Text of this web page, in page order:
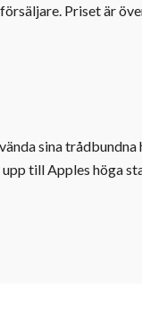
Priset är
sina trådbundna
till Apples höga